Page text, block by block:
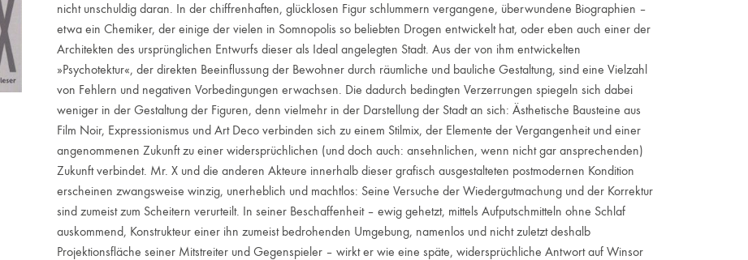
nicht unschuldig daran. In der chiffrenhaften, glücklosen Figur schlummern vergangene, überwundene Biographien –
etwa ein Chemiker, der einige der vielen in Somnopolis so beliebten Drogen entwickelt hat, oder eben auch einer der
Architekten des ursprünglichen Entwurfs dieser als Ideal angelegten Stadt. Aus der von ihm entwickelten
»Psychotektur«, der direkten Beeinflussung der Bewohner durch räumliche und bauliche Gestaltung, sind eine Vielzahl
von Fehlern und negativen Vorbedingungen erwachsen. Die dadurch bedingten Verzerrungen spiegeln sich dabei
weniger in der Gestaltung der Figuren, denn vielmehr in der Darstellung der Stadt an sich: Ästhetische Bausteine aus
Film Noir, Expressionismus und Art Deco verbinden sich zu einem Stilmix, der Elemente der Vergangenheit und einer
angenommenen Zukunft zu einer widersprüchlichen (und doch auch: ansehnlichen, wenn nicht gar ansprechenden)
Zukunft verbindet. Mr. X und die anderen Akteure innerhalb dieser grafisch ausgestalteten postmodernen Kondition
erscheinen zwangsweise winzig, unerheblich und machtlos: Seine Versuche der Wiedergutmachung und der Korrektur
sind zumeist zum Scheitern verurteilt. In seiner Beschaffenheit – ewig gehetzt, mittels Aufputschmitteln ohne Schlaf
auskommend, Konstrukteur einer ihn zumeist bedrohenden Umgebung, namenlos und nicht zuletzt deshalb
Projektionsfläche seiner Mitstreiter und Gegenspieler – wirkt er wie eine späte, widersprüchliche Antwort auf Winsor